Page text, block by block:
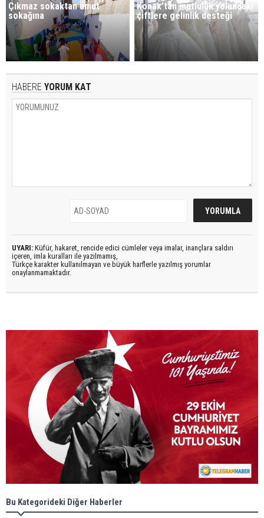
Çıkmaz sokaktan umut
sokağına
Konak’tan mutluluk yolundaki
çiftlere gelinlik desteği
HABERE YORUM KAT
UYARI: Küfür, hakaret, rencide edici cümleler veya imalar, inançlara saldırı
içeren, imla kuralları ile yazılmamış,
Türkçe karakter kullanılmayan ve büyük harflerle yazılmış yorumlar
onaylanmamaktadır.
Bu Kategorideki Diğer Haberler